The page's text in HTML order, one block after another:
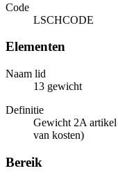
Code
LSCHCODE
Elementen
Naam lid
13 gewicht
Definitie
Gewicht 2A
van kosten)
Bereik